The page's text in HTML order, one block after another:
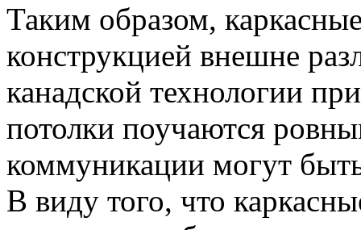
Таким образом,
конструкцией внешне
канадской технологии
потолки поучаются
коммуникации могут
В виду того, что